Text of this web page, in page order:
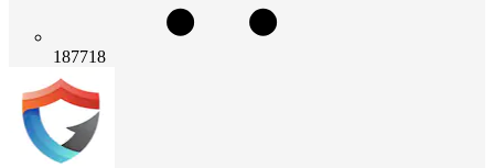
187718